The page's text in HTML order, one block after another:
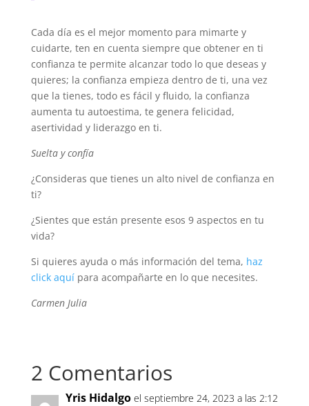
Cada día es el mejor momento para mimarte y
cuidarte, ten en cuenta siempre que obtener en ti
confianza te permite alcanzar todo lo que deseas y
quieres; la confianza empieza dentro de ti, una vez
que la tienes, todo es fácil y fluido, la confianza
aumenta tu autoestima, te genera felicidad,
asertividad y liderazgo en ti.
Suelta y confía
¿Consideras que tienes un alto nivel de confianza en
ti?
¿Sientes que están presente esos 9 aspectos en tu
vida?
Si quieres ayuda o más información del tema, haz
click aquí para acompañarte en lo que necesites.
Carmen Julia
2 Comentarios
Yris Hidalgo el septiembre 24, 2023 a las 2:12